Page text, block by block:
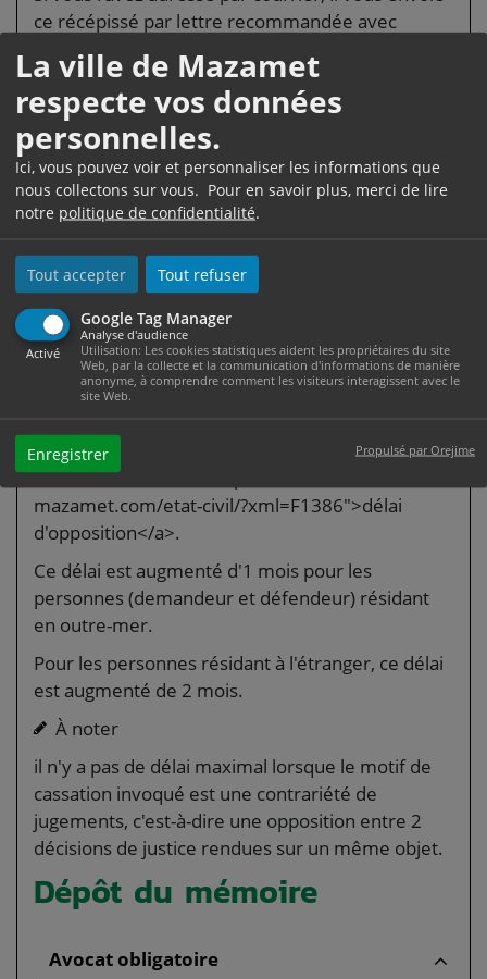
La ville de Mazamet
respecte vos données
personnelles.
Ici, vous pouvez voir et personnaliser les informations que
nous collectons sur vous. Pour en savoir plus, merci de lire
notre politique de confidentialité.
Tout accepter Tout refuser
Google Tag Manager
Activé
Analyse d'audience
Utilisation: Les cookies statistiques aident les propriétaires du site
Web, par la collecte et la communication d'informations de manière
anonyme, à comprendre comment les visiteurs interagissent avec le
site Web.
Enregistrer Propulsé par Orejime
ce récépissé par lettre recommandée avec
demande d'avis de réception. Il adresse aussitôt
à votre adversaire une copie de cette déclaration
par lettre recommandée avec demande d'avis de
réception. Il demande en même temps
communication du dossier au greffe de la
juridiction qui a rendu la décision attaquée.
Le dépôt de la déclaration doit se faire dans les
<span class="miseenevidence">2 mois</span> à
partir du jour où la décision vous a été <a
href="https://www.ville-mazamet.com/etat-civil/?
xml=R14732">notifiée</a> par le greffe du
tribunal qui a rendu la décision attaquée.
Pour les jugements et arrêts rendus par défaut
la déclaration doit se faire dans les 2 mois à partir
de la fin du <a href="https://www.ville-
mazamet.com/etat-civil/?xml=F1386">délai
d'opposition</a>.
Ce délai est augmenté d'1 mois pour les
personnes (demandeur et défendeur) résidant
en outre-mer.
Pour les personnes résidant à l'étranger, ce délai
est augmenté de 2 mois.
À noter
il n'y a pas de délai maximal lorsque le motif de
cassation invoqué est une contrariété de
jugements, c'est-à-dire une opposition entre 2
décisions de justice rendues sur un même objet.
Dépôt du mémoire
Avocat obligatoire